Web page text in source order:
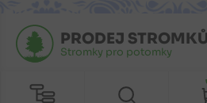
PRODEJ STROMKŮ
Stromky pro potomky